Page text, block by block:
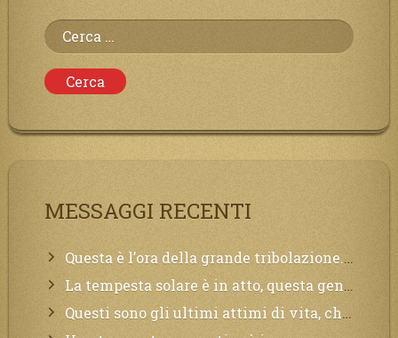
Ricerca
per:
MESSAGGI RECENTI
Questa è l’ora della grande tribolazione. Volgetemi il vostro cuore
La tempesta solare è in atto, questa generazione soffrirà molto, la Terra arderà, l’acqua sarà contaminata, il cibo non sarà più nelle vostre mense.
Questi sono gli ultimi attimi di vita, chi si vuole salvare Mi chiami in suo aiuto.